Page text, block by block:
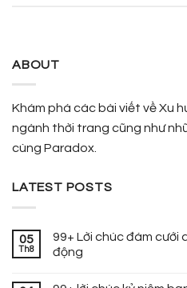
ABOUT
Khám phá các bài viết về Xu
ngành thời trang cũng như
cùng Paradox.
LATEST POSTS
05
Th8
99+ Lời chúc đám cưới
động